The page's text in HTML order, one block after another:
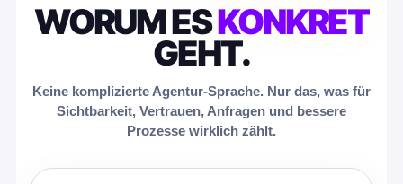
WORUM ESKONKRET
GEHT.
Keine komplizierte Agentur-Sprache. Nur das, was für
Sichtbarkeit, Vertrauen, Anfragen und bessere
Prozesse wirklich zählt.